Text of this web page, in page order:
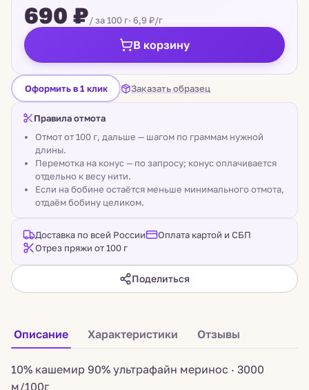
690 ₽/ за 100 г· 6,9 ₽/г
В корзину
Оформить в 1 клик Заказать образец
Правила отмота
Отмот от 100 г, дальше — шагом по граммам нужной
длины.
Перемотка на конус — по запросу; конус оплачивается
отдельно к весу нити.
Если на бобине остаётся меньше минимального отмота,
отдаём бобину целиком.
Доставка по всей России
Оплата картой и СБП
Отрез пряжи от 100 г
Поделиться
Описание Характеристики Отзывы
10% кашемир 90% ультрафайн меринос · 3000
м/100г